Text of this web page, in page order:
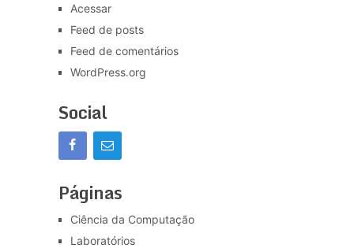
Acessar
Feed de posts
Feed de comentários
WordPress.org
Social
Páginas
Ciência da Computação
Laboratórios